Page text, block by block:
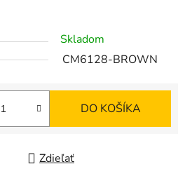
Skladom
CM6128-BROWN
DO KOŠÍKA
Zdieľať